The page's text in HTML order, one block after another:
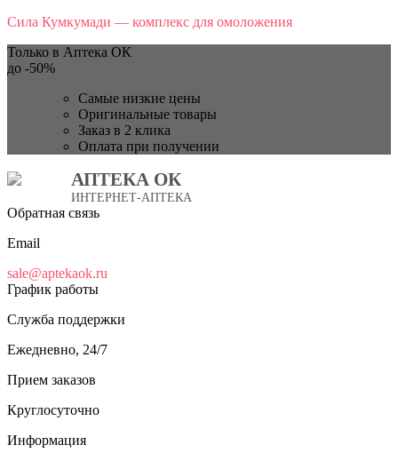
Сила Кумкумади — комплекс для омоложения
Только в Аптека ОК
до -50%
Самые низкие цены
Оригинальные товары
Заказ в 2 клика
Оплата при получении
АПТЕКА ОК
ИНТЕРНЕТ-АПТЕКА
Обратная связь
Email
sale@aptekaok.ru
График работы
Служба поддержки
Ежедневно, 24/7
Прием заказов
Круглосуточно
Информация